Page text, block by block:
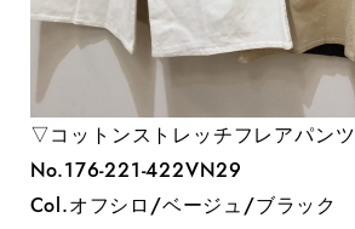
▽コットンストレッチフレアパンツ
No.176-221-422VN29
Col.オフシロ/ベージュ/ブラック